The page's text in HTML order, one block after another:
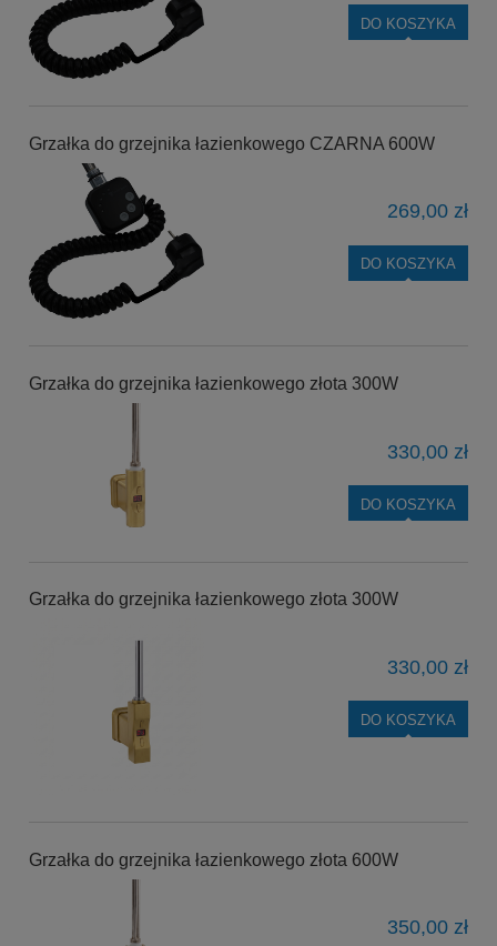
DO KOSZYKA
Grzałka do grzejnika łazienkowego CZARNA 600W
269,00 zł
DO KOSZYKA
Grzałka do grzejnika łazienkowego złota 300W
330,00 zł
DO KOSZYKA
Grzałka do grzejnika łazienkowego złota 300W
330,00 zł
DO KOSZYKA
Grzałka do grzejnika łazienkowego złota 600W
350,00 zł